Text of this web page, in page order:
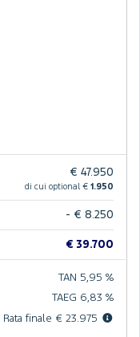
€ 47.950
di cui optional € 1.950
- € 8.250
€ 39.700
TAN 5,95 %
TAEG 6,83 %
Rata finale € 23.975